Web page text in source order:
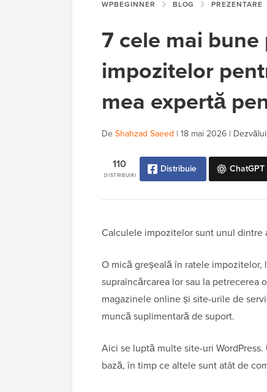
WPBEGINNER BLOG PREZENTARE
7 cele mai
impozitelor
mea expertă
DeShahzad Saeed | 18 mai 2026 |
DISTRIBUIRI
110 Distribuie ChatGPT
Calculele impozitelor sunt unul dintre
O mică greșeală în ratele
supraîncărcarea lor sau la petrecerea
magazinele online și site-urile de
muncă suplimentară de suport.
Aici se luptă multe site-uri
bază, în timp ce altele sunt atât de